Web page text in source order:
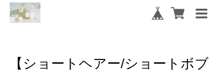
【ショートヘアー/ショートボブ